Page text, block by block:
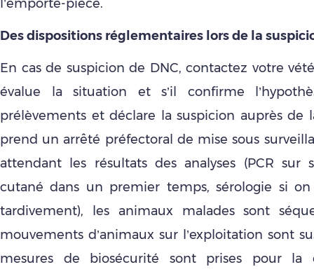
l’emporte-pièce.
Des dispositions réglementaires lors de la
En cas de suspicion de DNC, contactez votre
évalue la situation et s’il confirme
prélèvements et déclare la suspicion auprès de
prend un arrêté préfectoral de mise sous
attendant les résultats des analyses (PCR sur
cutané dans un premier temps, sérologie si
tardivement), les animaux malades sont
mouvements d’animaux sur l’exploitation sont
mesures de biosécurité sont prises pour la